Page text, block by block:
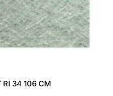
RI 34 106 CM